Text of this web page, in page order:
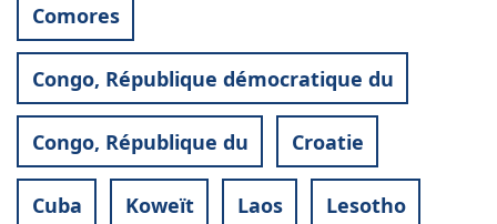
Comores
Congo, République démocratique du
Congo, République du Croatie
Cuba Koweït Laos Lesotho